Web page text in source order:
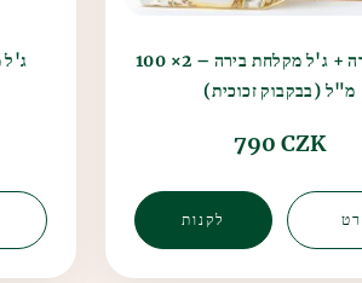
שמפו בירה + ג'ל מקלחת בירה – 2× 100
מ"ל (בבקבוק זכוכית)
790 CZK
לקנות